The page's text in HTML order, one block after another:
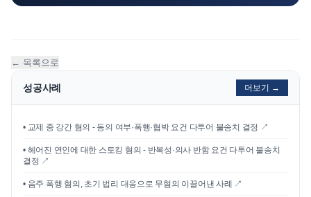
← 목록으로
성공사례 더보기 →
• 교제 중 강간 혐의 - 동의 여부·폭행·협박 요건 다투어 불송치 결정 ↗
• 헤어진 연인에 대한 스토킹 혐의 - 반복성·의사 반함 요건 다투어 불송치
결정 ↗
• 음주 폭행 혐의, 초기 법리 대응으로 무혐의 이끌어낸 사례 ↗